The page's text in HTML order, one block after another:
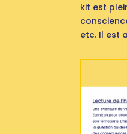
kit est
etc. Il est